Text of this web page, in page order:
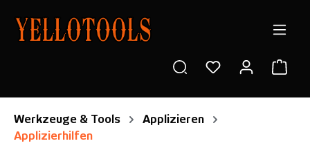
springen
Werkzeuge & Tools
Applizieren
Applizierhilfen